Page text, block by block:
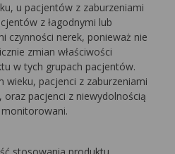
u pacjentów z zaburzeniami
z łagodnymi lub
czynności nerek, ponieważ nie
zmian właściwości
w tych grupach pacjentów.
wieku, pacjenci z zaburzeniami
pacjenci z niewydolnością
monitorowani.